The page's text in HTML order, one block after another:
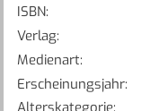
ISBN:
Verlag:
Medienart:
Erscheinungsjahr: